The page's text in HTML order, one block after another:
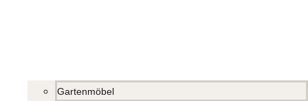
Gartenmöbel